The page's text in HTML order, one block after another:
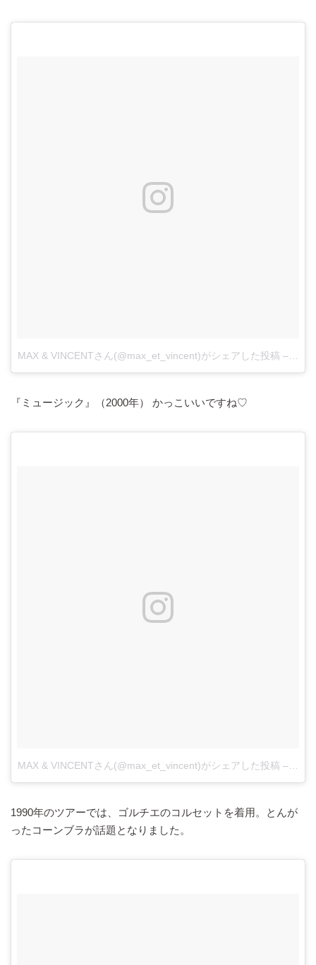
MAX & VINCENTさん(@max_et_vincent)がシェアした投稿 –
『ミュージック』（2000年） かっこいいですね♡
MAX & VINCENTさん(@max_et_vincent)がシェアした投稿 –
1990年のツアーでは、ゴルチエのコルセットを着用。とんが
ったコーンブラが話題となりました。